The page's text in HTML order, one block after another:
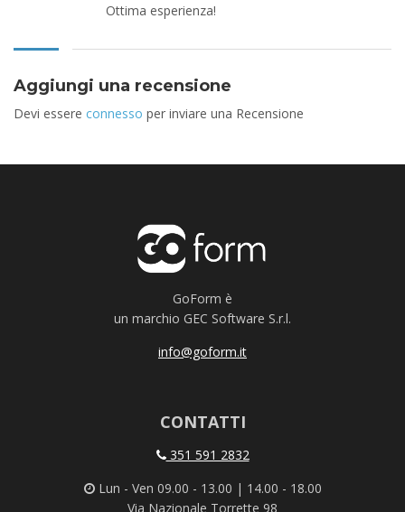
Ottima esperienza!
Aggiungi una recensione
Devi essere connesso per inviare una Recensione
GoForm è
un marchio GEC Software S.r.l.
info@goform.it
CONTATTI
351 591 2832
Lun - Ven 09.00 - 13.00 | 14.00 - 18.00
Via Nazionale Torrette 98